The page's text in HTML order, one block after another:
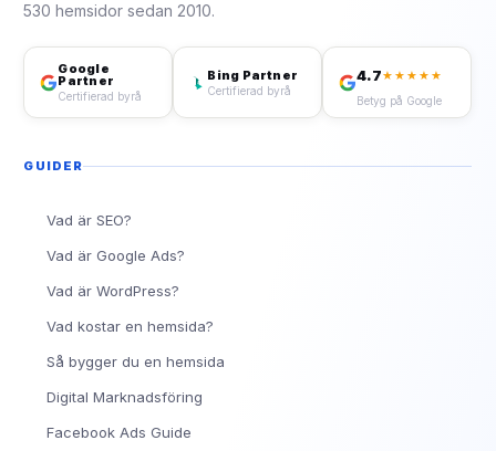
530 hemsidor sedan 2010.
Google
Partner
Certifierad byrå
Bing Partner
Certifierad byrå
4.7★★★★★
Betyg på Google
GUIDER
Vad är SEO?
Vad är Google Ads?
Vad är WordPress?
Vad kostar en hemsida?
Så bygger du en hemsida
Digital Marknadsföring
Facebook Ads Guide